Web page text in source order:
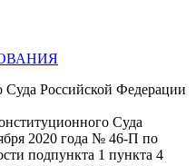
Российской Федерации
Суда
2020 года № 46-П по
подпункта 1 пункта 4